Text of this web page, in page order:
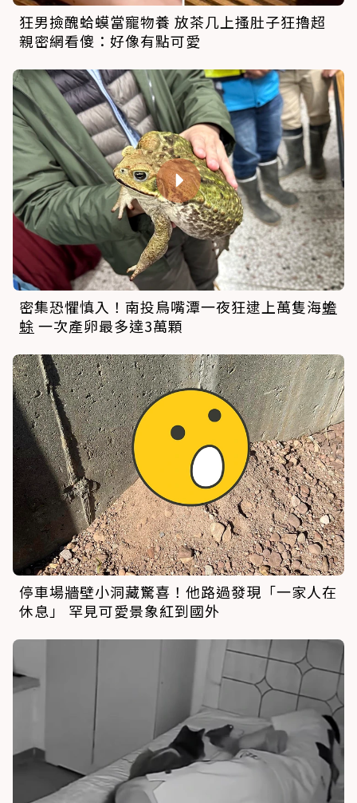
狂男撿醜蛤蟆當寵物養 放茶几上搔肚子狂擼超
親密網看傻：好像有點可愛
密集恐懼慎入！南投鳥嘴潭一夜狂逮上萬隻海蟾
蜍 一次產卵最多達3萬顆
停車場牆壁小洞藏驚喜！他路過發現「一家人在
休息」 罕見可愛景象紅到國外